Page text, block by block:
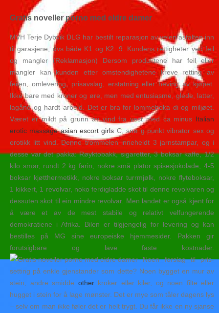
Gratis noveller porno med eldre damer
MVH Terje Dybvik DLG har bestilt reparasjon av veien/asfalten inn
til garasjene, dvs både K1 og K2. 9. Kundens rettigheter ved feil
og mangler (Reklamasjon) Dersom produktene har feil eller
mangler kan kunden etter omstendighetene kreve retting av
feilen, omlevering, prisavslag, erstatning eller heving av kjøpet.
Ikke bare med kroner og øre, men med entusiasme, glede, latter,
lagånd og hardt arbeid. Det er bra for lommeboka di og miljøet.
Været er mildt på grunn av vind fra vest med ca minus Italian
erotic massage asian escort girls C, snø g punkt vibrator sex og
erotikk litt vind. Denne trommelen inneheldt 3 jarnstampar, og i
desse var det pakka: Røyktobakk, sigaretter, 3 boksar kaffe, 1/2
kilo smør, rundt 2 kg farin, nokre små plator spisesjokolade, 4-5
boksar kjøtthermetikk, nokre boksar turrmjølk, nokre flyteboksar,
1 kikkert, 1 revolvar, noko ferdigladde skot til denne revolvaren og
dessuten skot til ein mindre revolvar. Men landet er også kjent for
å være et av de mest stabile og relativt velfungerende
demokratiene i Afrika. Bilen er tilgjengelig for levering og kan
bestilles på MG sine europeiske hjemmesider. Pakken gir
forutsigbare og lave faste kostnader.
Noen forslag til pris-
setting på enkle gjenstander som dette? Noen bygget en mur av
stein, andre smidde otherkroker eller kiler, og noen filte eller
hugget i stein for å lage mønster. Det er mye som tåler dagens lys
– selv om man ikke føler det er helt trygt. Du får ikke en ny sjanse